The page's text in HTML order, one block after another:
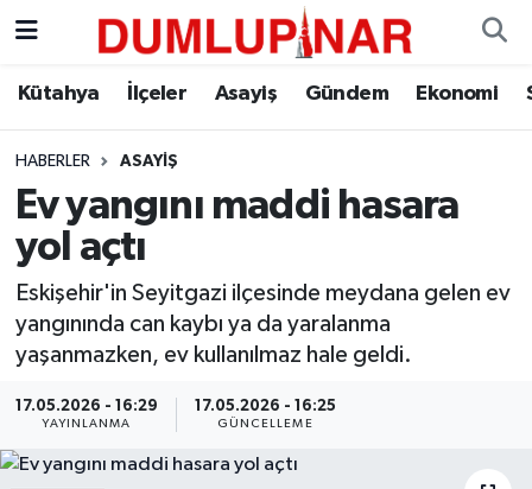
Kütahya İlçeler Asayiş Gündem Ekonomi
HABERLER ASAYIŞ
Ev yangını maddi hasara
yol açtı
Eskişehir'in Seyitgazi ilçesinde meydana gelen ev
yangınında can kaybı ya da yaralanma
yaşanmazken, ev kullanılmaz hale geldi.
17.05.2026 - 16:29
YAYINLANMA
17.05.2026 - 16:25
GÜNCELLEME
Asayiş
Diğer
Dünya
Eğitim
Ekonomi
Kütahya Hava Durumu
Kütahya Trafik Yoğunluk Haritası
Süper Lig Puan Durumu ve Fikstür
Tüm Manşetler
Son Dakika Haberleri